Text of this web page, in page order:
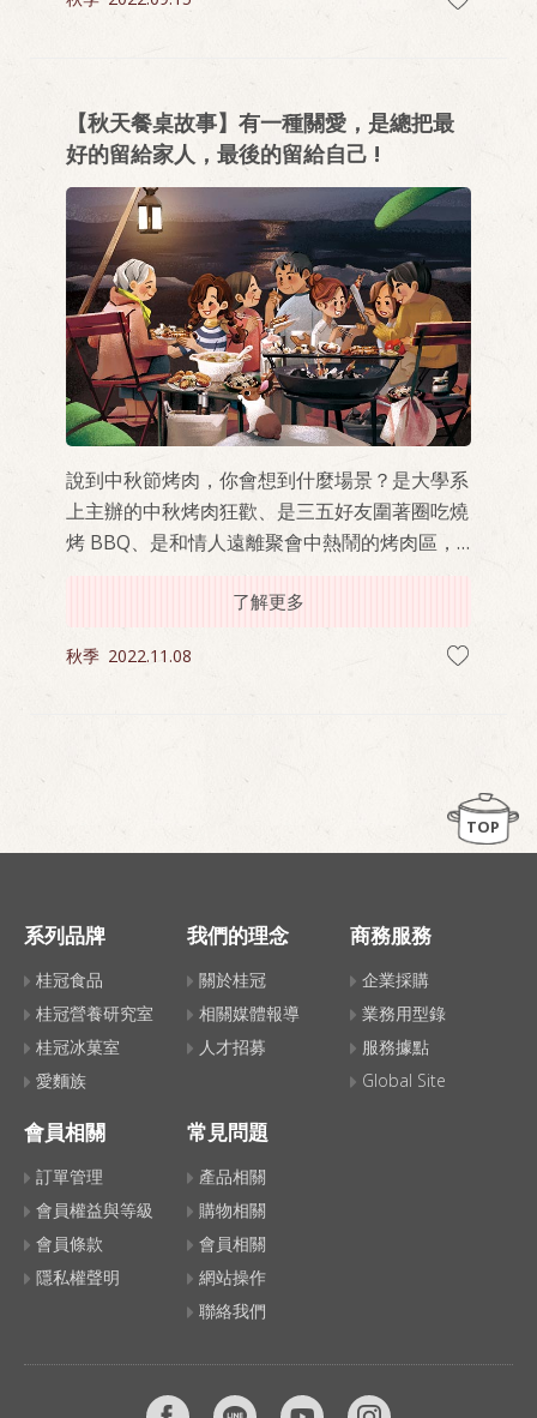
【秋天餐桌故事】有一種關愛，是總把最
好的留給家人，最後的留給自己 !
說到中秋節烤肉，你會想到什麼場景？是大學系
上主辦的中秋烤肉狂歡、是三五好友圍著圈吃燒
烤 BBQ、是和情人遠離聚會中熱鬧的烤肉區，
乘著月光享受兩人時光？從小到大，中秋節烤肉
的場景不勝枚舉，但令我印象最深刻的，是出社
會後回阿嬤家烤肉的那一次。
了解更多
秋季 2022.11.08
TOP
系列品牌
桂冠食品
桂冠營養研究室
桂冠冰菓室
愛麵族
我們的理念
關於桂冠
相關媒體報導
人才招募
商務服務
企業採購
業務用型錄
服務據點
Global Site
會員相關
訂單管理
會員權益與等級
會員條款
隱私權聲明
常見問題
產品相關
購物相關
會員相關
網站操作
聯絡我們